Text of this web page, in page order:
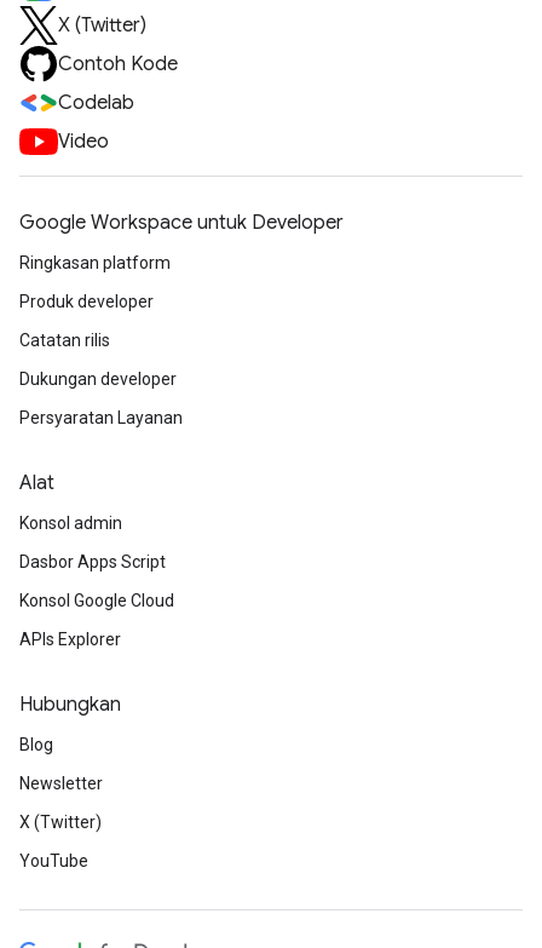
X (Twitter)
Contoh Kode
Codelab
Video
Google Workspace untuk Developer
Ringkasan platform
Produk developer
Catatan rilis
Dukungan developer
Persyaratan Layanan
Alat
Konsol admin
Dasbor Apps Script
Konsol Google Cloud
APIs Explorer
Hubungkan
Blog
Newsletter
X (Twitter)
YouTube